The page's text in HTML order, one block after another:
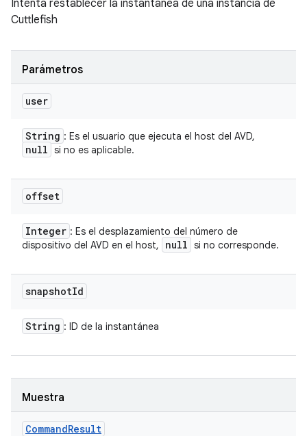
Intenta restablecer la instantánea de una instancia de
Cuttlefish
Parámetros
user
String : Es el usuario que ejecuta el host del AVD,
null si no es aplicable.
offset
Integer : Es el desplazamiento del número de
dispositivo del AVD en el host,
null si no corresponde.
snapshotId
String : ID de la instantánea
Muestra
CommandResult